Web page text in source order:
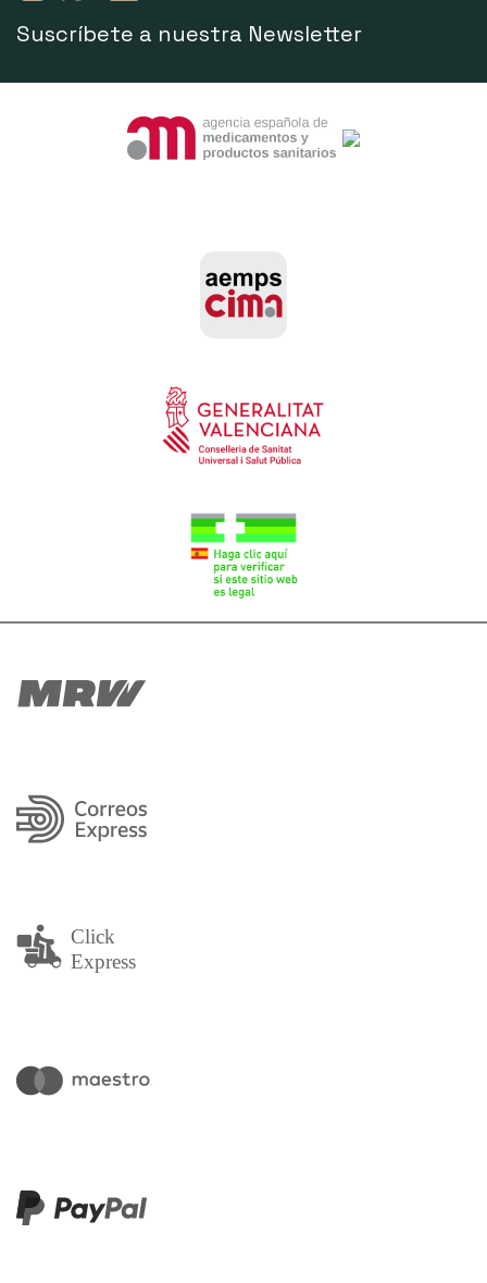
Suscríbete a nuestra Newsletter